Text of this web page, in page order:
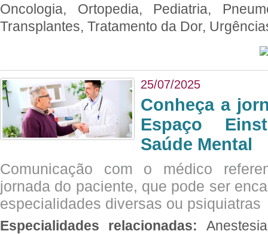
Oncologia, Ortopedia, Pediatria,
Transplantes, Tratamento da Dor,
25/07/2025
Conheça a
Espaço
Saúde Mental
Comunicação com o médico
jornada do paciente, que pode ser
especialidades diversas ou psiquiatras
Especialidades relacionadas: